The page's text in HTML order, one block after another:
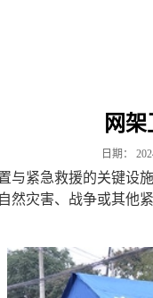
网
日期：
与紧急救援的关键设
然灾害、战争或其他